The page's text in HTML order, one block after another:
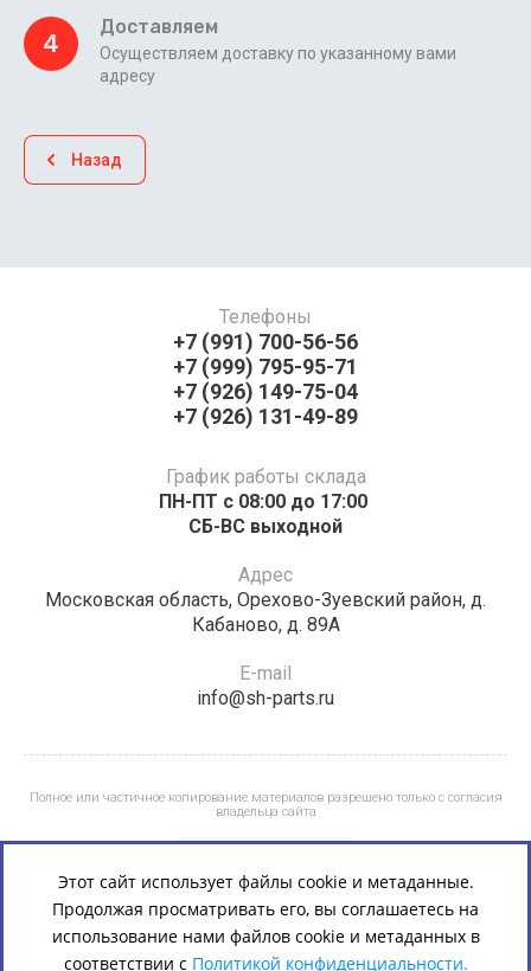
4
Доставляем
Осуществляем доставку по указанному вами
адресу
Назад
Телефоны
+7 (991) 700-56-56
+7 (999) 795-95-71
+7 (926) 149-75-04
+7 (926) 131-49-89
График работы склада
ПН-ПТ с 08:00 до 17:00 ​​​​​​
СБ-ВС выходной
Адрес
Московская область, Орехово-Зуевский район, д.
Кабаново, д. 89А
E-mail
info@sh-parts.ru
Полное или частичное копирование материалов разрешено только с согласия
владельца сайта
Этот сайт использует файлы cookie и метаданные.
Продолжая просматривать его, вы соглашаетесь на
использование нами файлов cookie и метаданных в
соответствии с Политикой конфиденциальности.